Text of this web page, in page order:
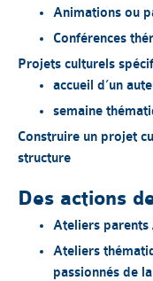
Animations ou
Conférences
Projets culturels
accueil d’un
semaine
Construire un projet
structure
Des actions
Ateliers parents
Ateliers
passionnés de